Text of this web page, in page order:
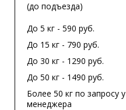
(до подъезда)
До 5 кг - 590 руб.
До 15 кг - 790 руб.
До 30 кг - 1290 руб.
До 50 кг - 1490 руб.
Более 50 кг по запросу у
менеджера